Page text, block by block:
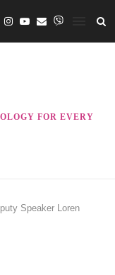
FOR EVERY
Speaker Loren